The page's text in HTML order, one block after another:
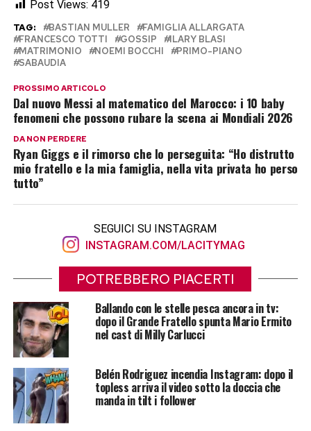
Post Views: 419
TAG: BASTIAN MULLER
FAMIGLIA ALLARGATA
FRANCESCO TOTTI
GOSSIP
ILARY BLASI
MATRIMONIO
NOEMI BOCCHI
PRIMO-PIANO
SABAUDIA
PROSSIMO ARTICOLO
Dal nuovo Messi al matematico del Marocco: i 10 baby
fenomeni che possono rubare la scena ai Mondiali 2026
DA NON PERDERE
Ryan Giggs e il rimorso che lo perseguita: “Ho distrutto
mio fratello e la mia famiglia, nella vita privata ho perso
tutto”
SEGUICI SU INSTAGRAM
INSTAGRAM.COM/LACITYMAG
POTREBBERO PIACERTI
Ballando con le stelle pesca ancora in tv:
dopo il Grande Fratello spunta Mario Ermito
nel cast di Milly Carlucci
Belén Rodriguez incendia Instagram: dopo il
topless arriva il video sotto la doccia che
manda in tilt i follower